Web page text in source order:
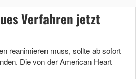
Verfahren jetzt
reanimieren muss, sollte ab sofort
Die von der American Heart